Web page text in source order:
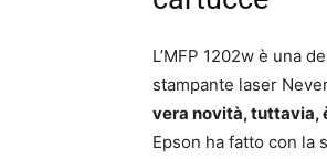
L’MFP 1202w è una
stampante laser
vera novità, tuttavia,
Epson ha fatto con la